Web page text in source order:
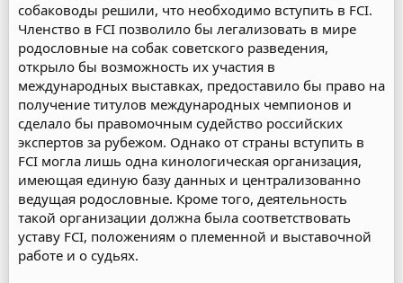
собаководы решили, что необходимо вступить в FCI.
Членство в FCI позволило бы легализовать в мире
родословные на собак советского разведения,
открыло бы возможность их участия в
международных выставках, предоставило бы право на
получение титулов международных чемпионов и
сделало бы правомочным судейство российских
экспертов за рубежом. Однако от страны вступить в
FCI могла лишь одна кинологическая организация,
имеющая единую базу данных и централизованно
ведущая родословные. Кроме того, деятельность
такой организации должна была соответствовать
уставу FCI, положениям о племенной и выставочной
работе и о судьях.